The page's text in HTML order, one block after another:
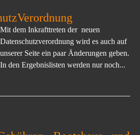
Mit dem Inkrafttreten der neuen
Datenschutzverordnung wird es auch auf
unserer Seite ein paar Änderungen geben.
In den Ergebnislisten werden nur noch...